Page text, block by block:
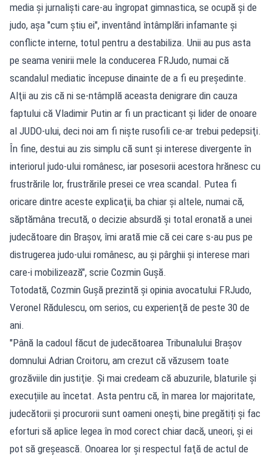
media şi jurnalişti care-au îngropat gimnastica, se ocupă şi de
judo, așa "cum știu ei", inventând întâmplări infamante şi
conflicte interne, totul pentru a destabiliza. Unii au pus asta
pe seama venirii mele la conducerea FRJudo, numai că
scandalul mediatic începuse dinainte de a fi eu preşedinte.
Alţii au zis că ni se-ntâmplă aceasta denigrare din cauza
faptului că Vladimir Putin ar fi un practicant şi lider de onoare
al JUDO-ului, deci noi am fi nişte rusofili ce-ar trebui pedepsiţi.
În fine, destui au zis simplu că sunt şi interese divergente în
interiorul judo-ului românesc, iar posesorii acestora hrănesc cu
frustrările lor, frustrările presei ce vrea scandal. Putea fi
oricare dintre aceste explicaţii, ba chiar şi altele, numai că,
săptămâna trecută, o decizie absurdă şi total eronată a unei
judecătoare din Braşov, îmi arată mie că cei care s-au pus pe
distrugerea judo-ului românesc, au şi pârghii şi interese mari
care-i mobilizează", scrie Cozmin Gușă.
Totodată, Cozmin Gușă prezintă și opinia avocatului FRJudo,
Veronel Rădulescu, om serios, cu experienţă de peste 30 de
ani.
"Până la cadoul făcut de judecătoarea Tribunalului Brașov
domnului Adrian Croitoru, am crezut că văzusem toate
grozăviile din justiţie. Și mai credeam că abuzurile, blaturile și
execuțiile au încetat. Asta pentru că, în marea lor majoritate,
judecătorii și procurorii sunt oameni oneşti, bine pregătiți și fac
eforturi să aplice legea în mod corect chiar dacă, uneori, şi ei
pot să greșească. Onoarea lor și respectul faţă de actul de